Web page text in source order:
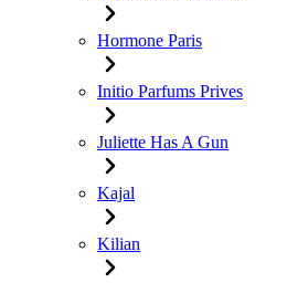
Hormone Paris
Initio Parfums Prives
Juliette Has A Gun
Kajal
Kilian